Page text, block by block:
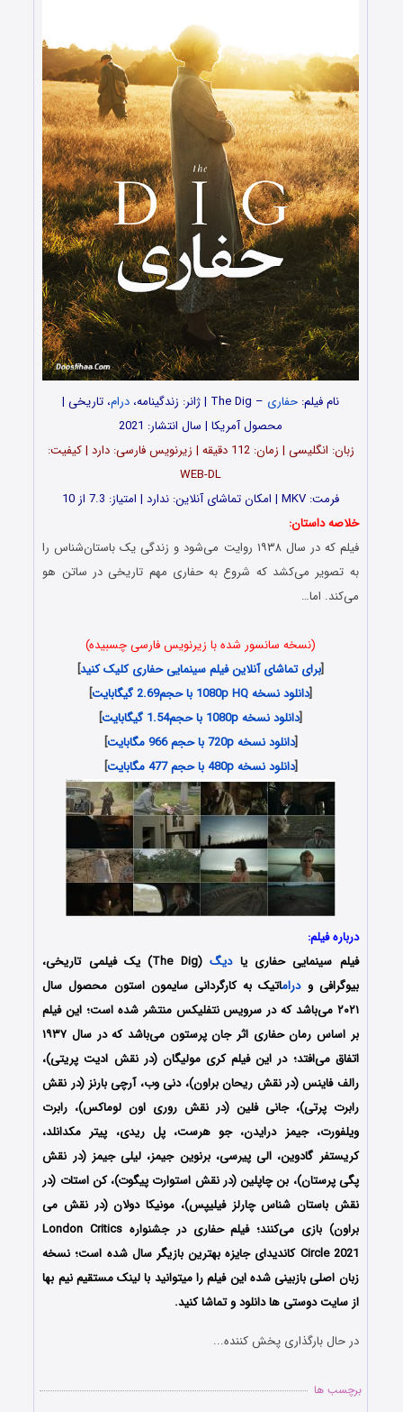
نام فیلم: حفاری – The Dig | ژانر: زندگینامه، درام، تاریخی |
محصول آمریکا | سال انتشار: 2021
زبان: انگلیسی | زمان: 112 دقیقه | زیرنویس فارسی: دارد | کیفیت:
WEB-DL
فرمت: MKV | امکان تماشای آنلاین: ندارد | امتیاز: 7.3 از 10
خلاصه داستان:
فیلم که در سال ۱۹۳۸ روایت می‌شود و زندگی یک باستان‌شناس را
به تصویر می‌کشد که شروع به حفاری مهم تاریخی در ساتن هو
می‌کند. اما…
(نسخه سانسور شده با زیرنویس فارسی چسبیده)
[برای تماشای آنلاین فیلم سینمایی حفاری کلیک کنید]
[دانلود نسخه 1080p HQ با حجم2.69 گیگابایت
]
[دانلود نسخه 1080p با حجم1.54 گیگابایت
]
[دانلود نسخه 720p با حجم 966 مگابایت
]
[دانلود نسخه 480p با حجم 477 مگابایت ]
درباره فیلم:
فیلم سینمایی حفاری یادیگ
(The Dig) یک فیلمی تاریخی،
بیوگرافی ودراماتیک به کارگردانی سایمون استون محصول سال
۲۰۲۱ می‌باشد که در سرویس نتفلیکس منتشر شده است؛ این فیلم
بر اساس رمان حفاری اثر جان پرستون می‌باشد که در سال ۱۹۳۷
اتفاق می‌افتد؛ در این فیلم کری مولیگان (در نقش ادیت پریتی)،
رالف فاینس (در نقش ریحان براون)، دنی وب، آرچی بارنز (در نقش
رابرت پرتی)، جانی فلین (در نقش روری اون لوماکس)، رابرت
ویلفورت، جیمز درایدن، جو هرست، پل ریدی، پیتر مکدانلد،
کریستفر گادوین، الی پیرسی، برنوین جیمز، لیلی جیمز (در نقش
پگی پرستان)، بن چاپلین (در نقش استوارت پیگوت)، کن استات (در
نقش باستان شناس چارلز فیلیپس)، مونیکا دولان (در نقش می
براون) بازی می‌کنند؛ فیلم حفاری در جشنواره London Critics
Circle 2021 کاندیدای جایزه بهترین بازیگر سال شده است؛ نسخه
زبان اصلی بازبینی شده این فیلم را میتوانید با لینک مستقیم نیم بها
از سایت دوستی ها دانلود و تماشا کنید.
در حال بارگذاری پخش کننده...
برچسب ها